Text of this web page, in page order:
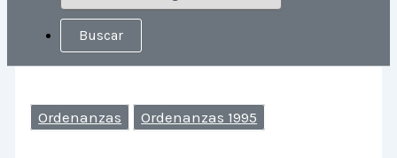
Ordenanzas Ordenanzas 1995